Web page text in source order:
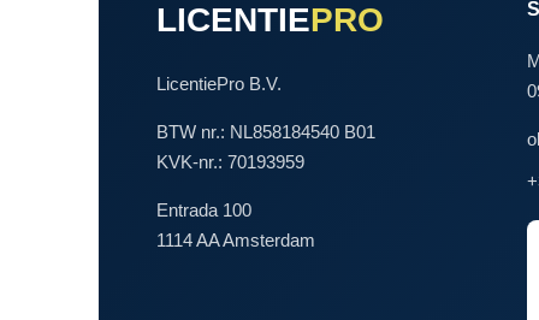
LICENTIEPRO
LicentiePro B.V.
BTW nr.: NL858184540 B01
KVK-nr.: 70193959
Entrada 100
1114 AA Amsterdam